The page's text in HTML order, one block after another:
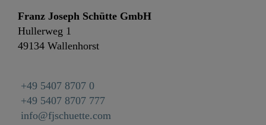
Franz Joseph Schütte GmbH
Hullerweg 1
49134 Wallenhorst
+49 5407 8707 0
+49 5407 8707 777
info@fjschuette.com